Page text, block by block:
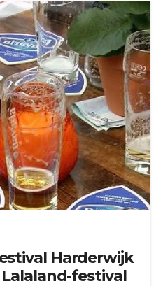
Harderwijk
festival